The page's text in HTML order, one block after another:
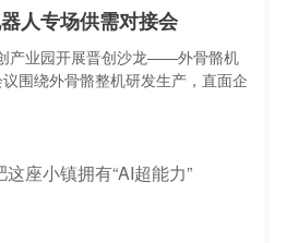
人专场供需对接会
产业园开展晋创沙龙——外骨骼机
围绕外骨骼整机研发生产，直面企